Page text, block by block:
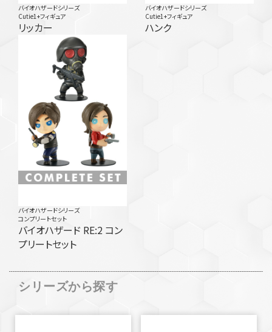
バイオハザードシリーズ
Cutie1+フィギュア
リッカー
バイオハザードシリーズ
Cutie1+フィギュア
ハンク
バイオハザードシリーズ
コンプリートセット
バイオハザード RE:2 コン
プリートセット
シリーズから探す